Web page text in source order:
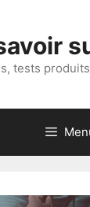
tests